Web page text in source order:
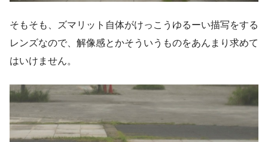
そもそも、ズマリット自体がけっこうゆるーい描写をする
レンズなので、解像感とかそういうものをあんまり求めて
はいけません。